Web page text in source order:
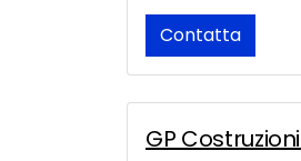
Contatta
GP